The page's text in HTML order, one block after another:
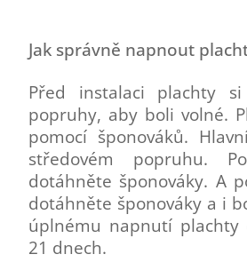
Jak správně napnout
Před instalaci plachty
popruhy, aby boli volné.
pomocí šponováků.
středovém popruhu.
dotáhněte šponováky. A
dotáhněte šponováky a i
úplnému napnutí plachty
21 dnech.